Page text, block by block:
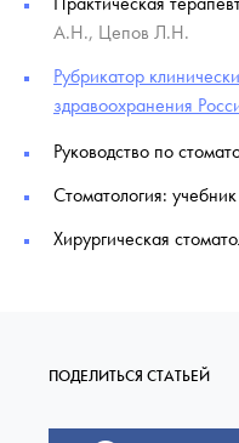
А.Н., Цепов Л.Н.
Рубрикатор
здравоохранения
Руководство по
Стоматология:
Хирургическая